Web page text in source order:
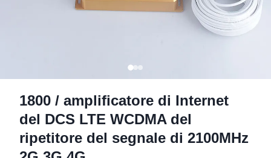
1800 / amplificatore di Internet
del DCS LTE WCDMA del
ripetitore del segnale di 2100MHz